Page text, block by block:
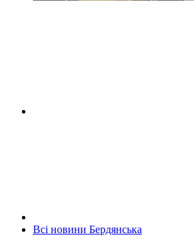
Всі новини Бердянська